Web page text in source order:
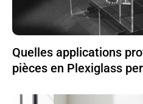
Quelles applications
pièces en Plexiglass